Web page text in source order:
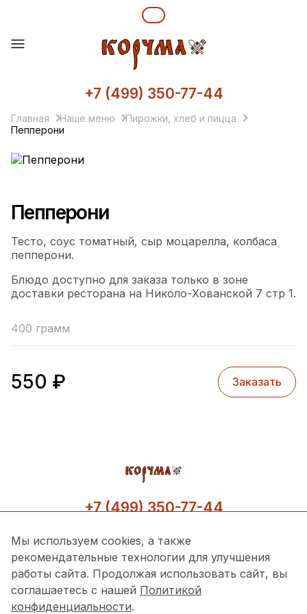
+7 (499) 350-77-44
Главная Наше меню
Пирожки, хлеб и пицца
Пепперони
Пепперони
Тесто, соус томатный, сыр моцарелла, колбаса
пепперони.
Блюдо доступно для заказа только в зоне
доставки ресторана на Николо-Хованской 7 стр 1.
400 грамм
550 ₽ Заказать
+7 (499) 350-77-44
Мы используем cookies, а также
рекомендательные технологии для улучшения
работы сайта. Продолжая использовать сайт, вы
соглашаетесь с нашей Политикой
конфиденциальности.